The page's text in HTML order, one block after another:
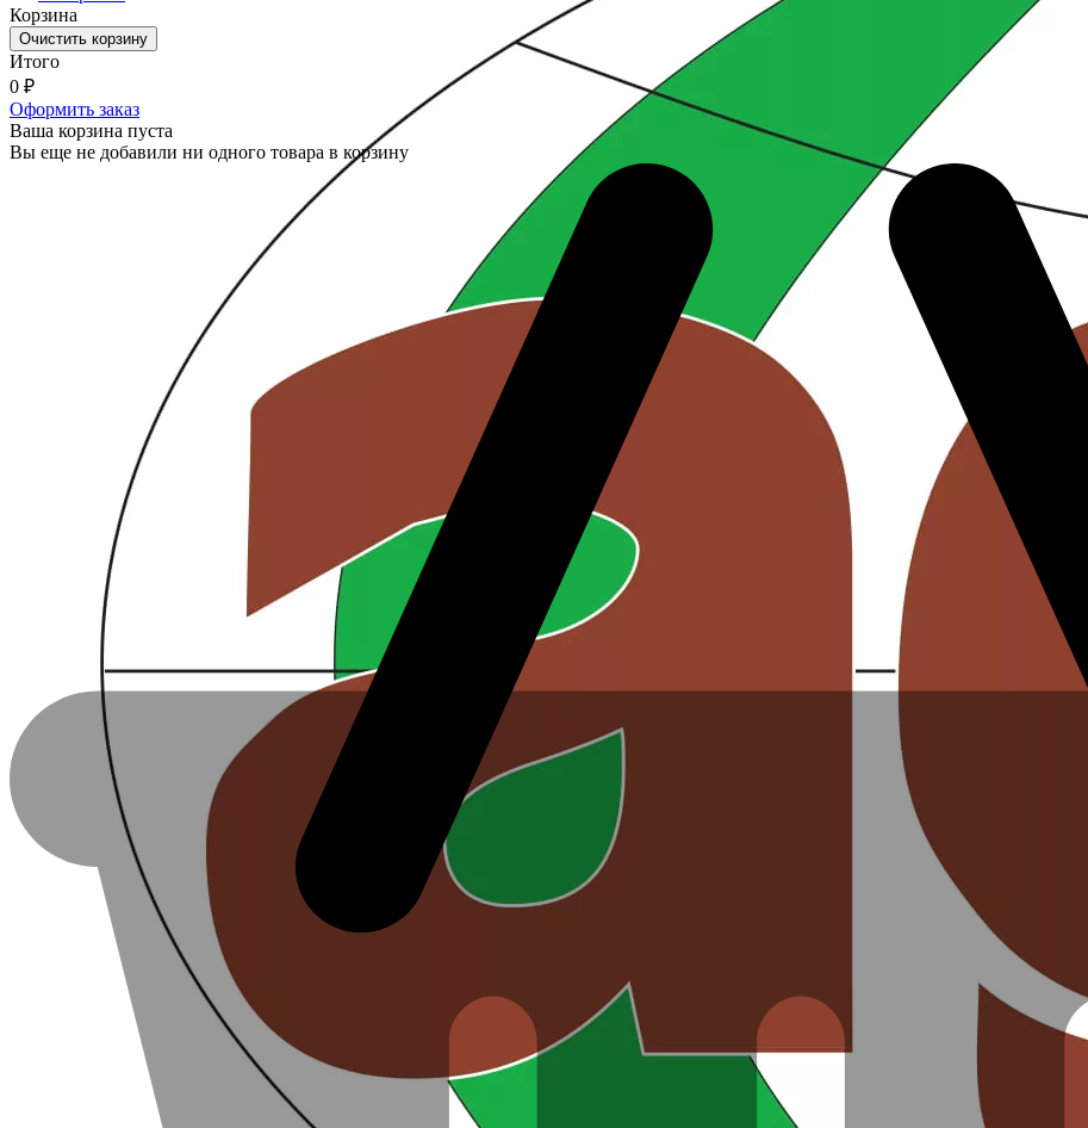
Корзина
Очистить корзину
Итого
0 ₽
Оформить заказ
Ваша корзина пуста
Вы еще не добавили ни одного товара в корзину